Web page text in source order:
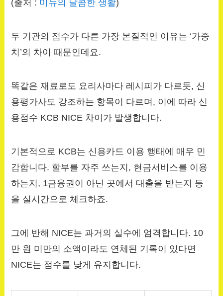
(출처 : 미뉴의 달콤한 생활)
두 기관의 점수가 다른 가장 본질적인 이유는 ‘가중
치’의 차이 때문인데요.
똑같은 재료로도 요리사마다 레시피가 다르듯, 신
용평가사도 강조하는 항목이 다르며, 이에 따라 신
용점수 KCB NICE 차이가 발생합니다.
기본적으로 KCB는 신용카드 이용 행태에 매우 민
감합니다. 할부를 자주 쓰는지, 현금서비스를 이용
하는지, 1금융권이 아닌 곳에서 대출을 받는지 등
을 실시간으로 체크하죠.
그에 반해 NICE는 과거의 실수에 엄격합니다. 10
만 원 미만의 소액이라도 연체된 기록이 있다면
NICE는 점수를 낮게 유지합니다.